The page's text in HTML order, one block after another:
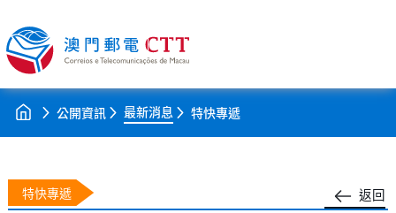
公開資訊 最新消息 特快專遞
返回
特快專遞